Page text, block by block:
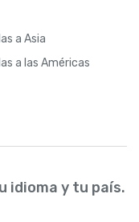
a Asia
a las Américas
idioma y tu país.